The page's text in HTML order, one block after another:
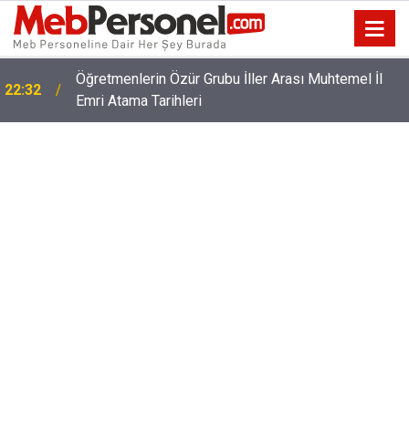
22:32
Öğretmenlerin Özür Grubu İller Arası Muhtemel İl
Emri Atama Tarihleri